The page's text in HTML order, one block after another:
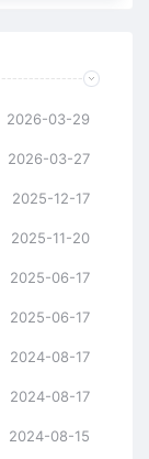
2026-03-29
2026-03-27
2025-12-17
2025-11-20
2025-06-17
2025-06-17
2024-08-17
2024-08-17
2024-08-15